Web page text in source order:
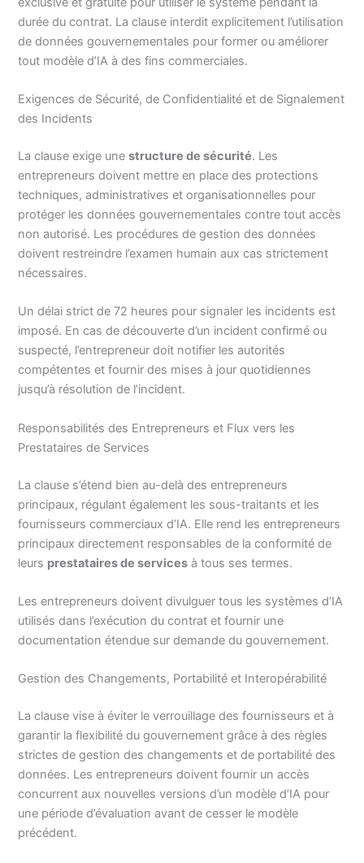
durée du contrat. La clause interdit explicitement l’utilisation
de données gouvernementales pour former ou améliorer
tout modèle d’IA à des fins commerciales.
Exigences de Sécurité, de Confidentialité et de Signalement
des Incidents
La clause exige unestructure de sécurité. Les
entrepreneurs doivent mettre en place des protections
techniques, administratives et organisationnelles pour
protéger les données gouvernementales contre tout accès
non autorisé. Les procédures de gestion des données
doivent restreindre l’examen humain aux cas strictement
nécessaires.
Un délai strict de 72 heures pour signaler les incidents est
imposé. En cas de découverte d’un incident confirmé ou
suspecté, l’entrepreneur doit notifier les autorités
compétentes et fournir des mises à jour quotidiennes
jusqu’à résolution de l’incident.
Responsabilités des Entrepreneurs et Flux vers les
Prestataires de Services
La clause s’étend bien au-delà des entrepreneurs
principaux, régulant également les sous-traitants et les
fournisseurs commerciaux d’IA. Elle rend les entrepreneurs
principaux directement responsables de la conformité de
leurs prestataires de services à tous ses termes.
Les entrepreneurs doivent divulguer tous les systèmes d’IA
utilisés dans l’exécution du contrat et fournir une
documentation étendue sur demande du gouvernement.
Gestion des Changements, Portabilité et Interopérabilité
La clause vise à éviter le verrouillage des fournisseurs et à
garantir la flexibilité du gouvernement grâce à des règles
strictes de gestion des changements et de portabilité des
données. Les entrepreneurs doivent fournir un accès
concurrent aux nouvelles versions d’un modèle d’IA pour
une période d’évaluation avant de cesser le modèle
précédent.